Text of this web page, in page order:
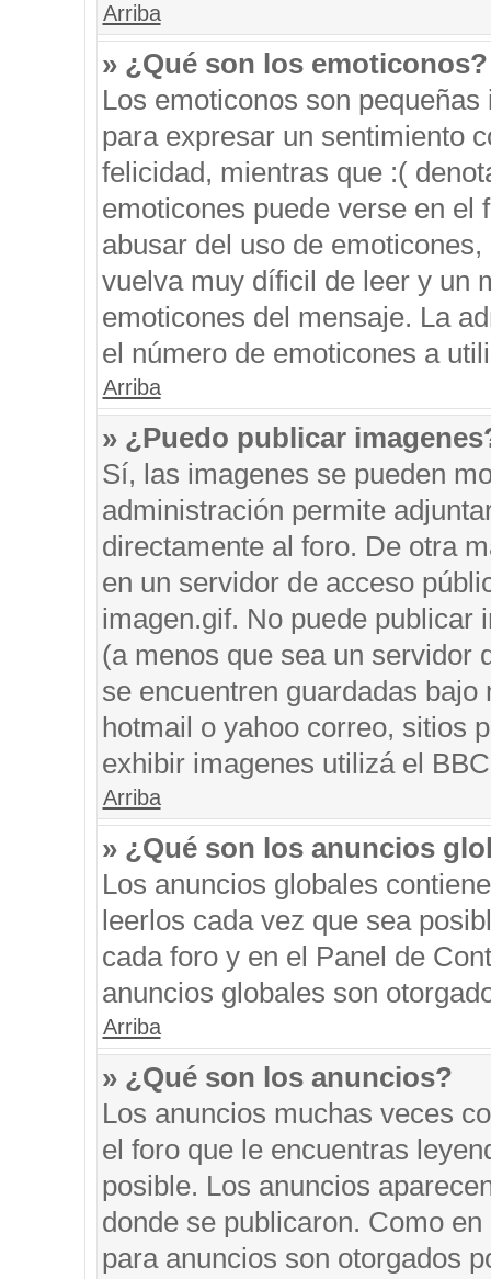
Arriba
» ¿Qué son los emoticonos?
Los emoticonos son
para expresar un sentimiento
felicidad, mientras que :(
emoticones puede verse en el
abusar del uso de
vuelva muy díficil de leer y un
emoticones del mensaje. La
el número de emoticones a
Arriba
» ¿Puedo publicar
Sí, las imagenes se pueden
administración permite
directamente al foro. De otra
en un servidor de acceso
imagen.gif. No puede publicar
(a menos que sea un servidor
se encuentren guardadas
hotmail o yahoo correo, sitios
exhibir imagenes utilizá el
Arriba
» ¿Qué son los anuncios
Los anuncios globales
leerlos cada vez que sea
cada foro y en el Panel de
anuncios globales son
Arriba
» ¿Qué son los anuncios?
Los anuncios muchas veces
el foro que le encuentras
posible. Los anuncios
donde se publicaron. Como
para anuncios son otorgados